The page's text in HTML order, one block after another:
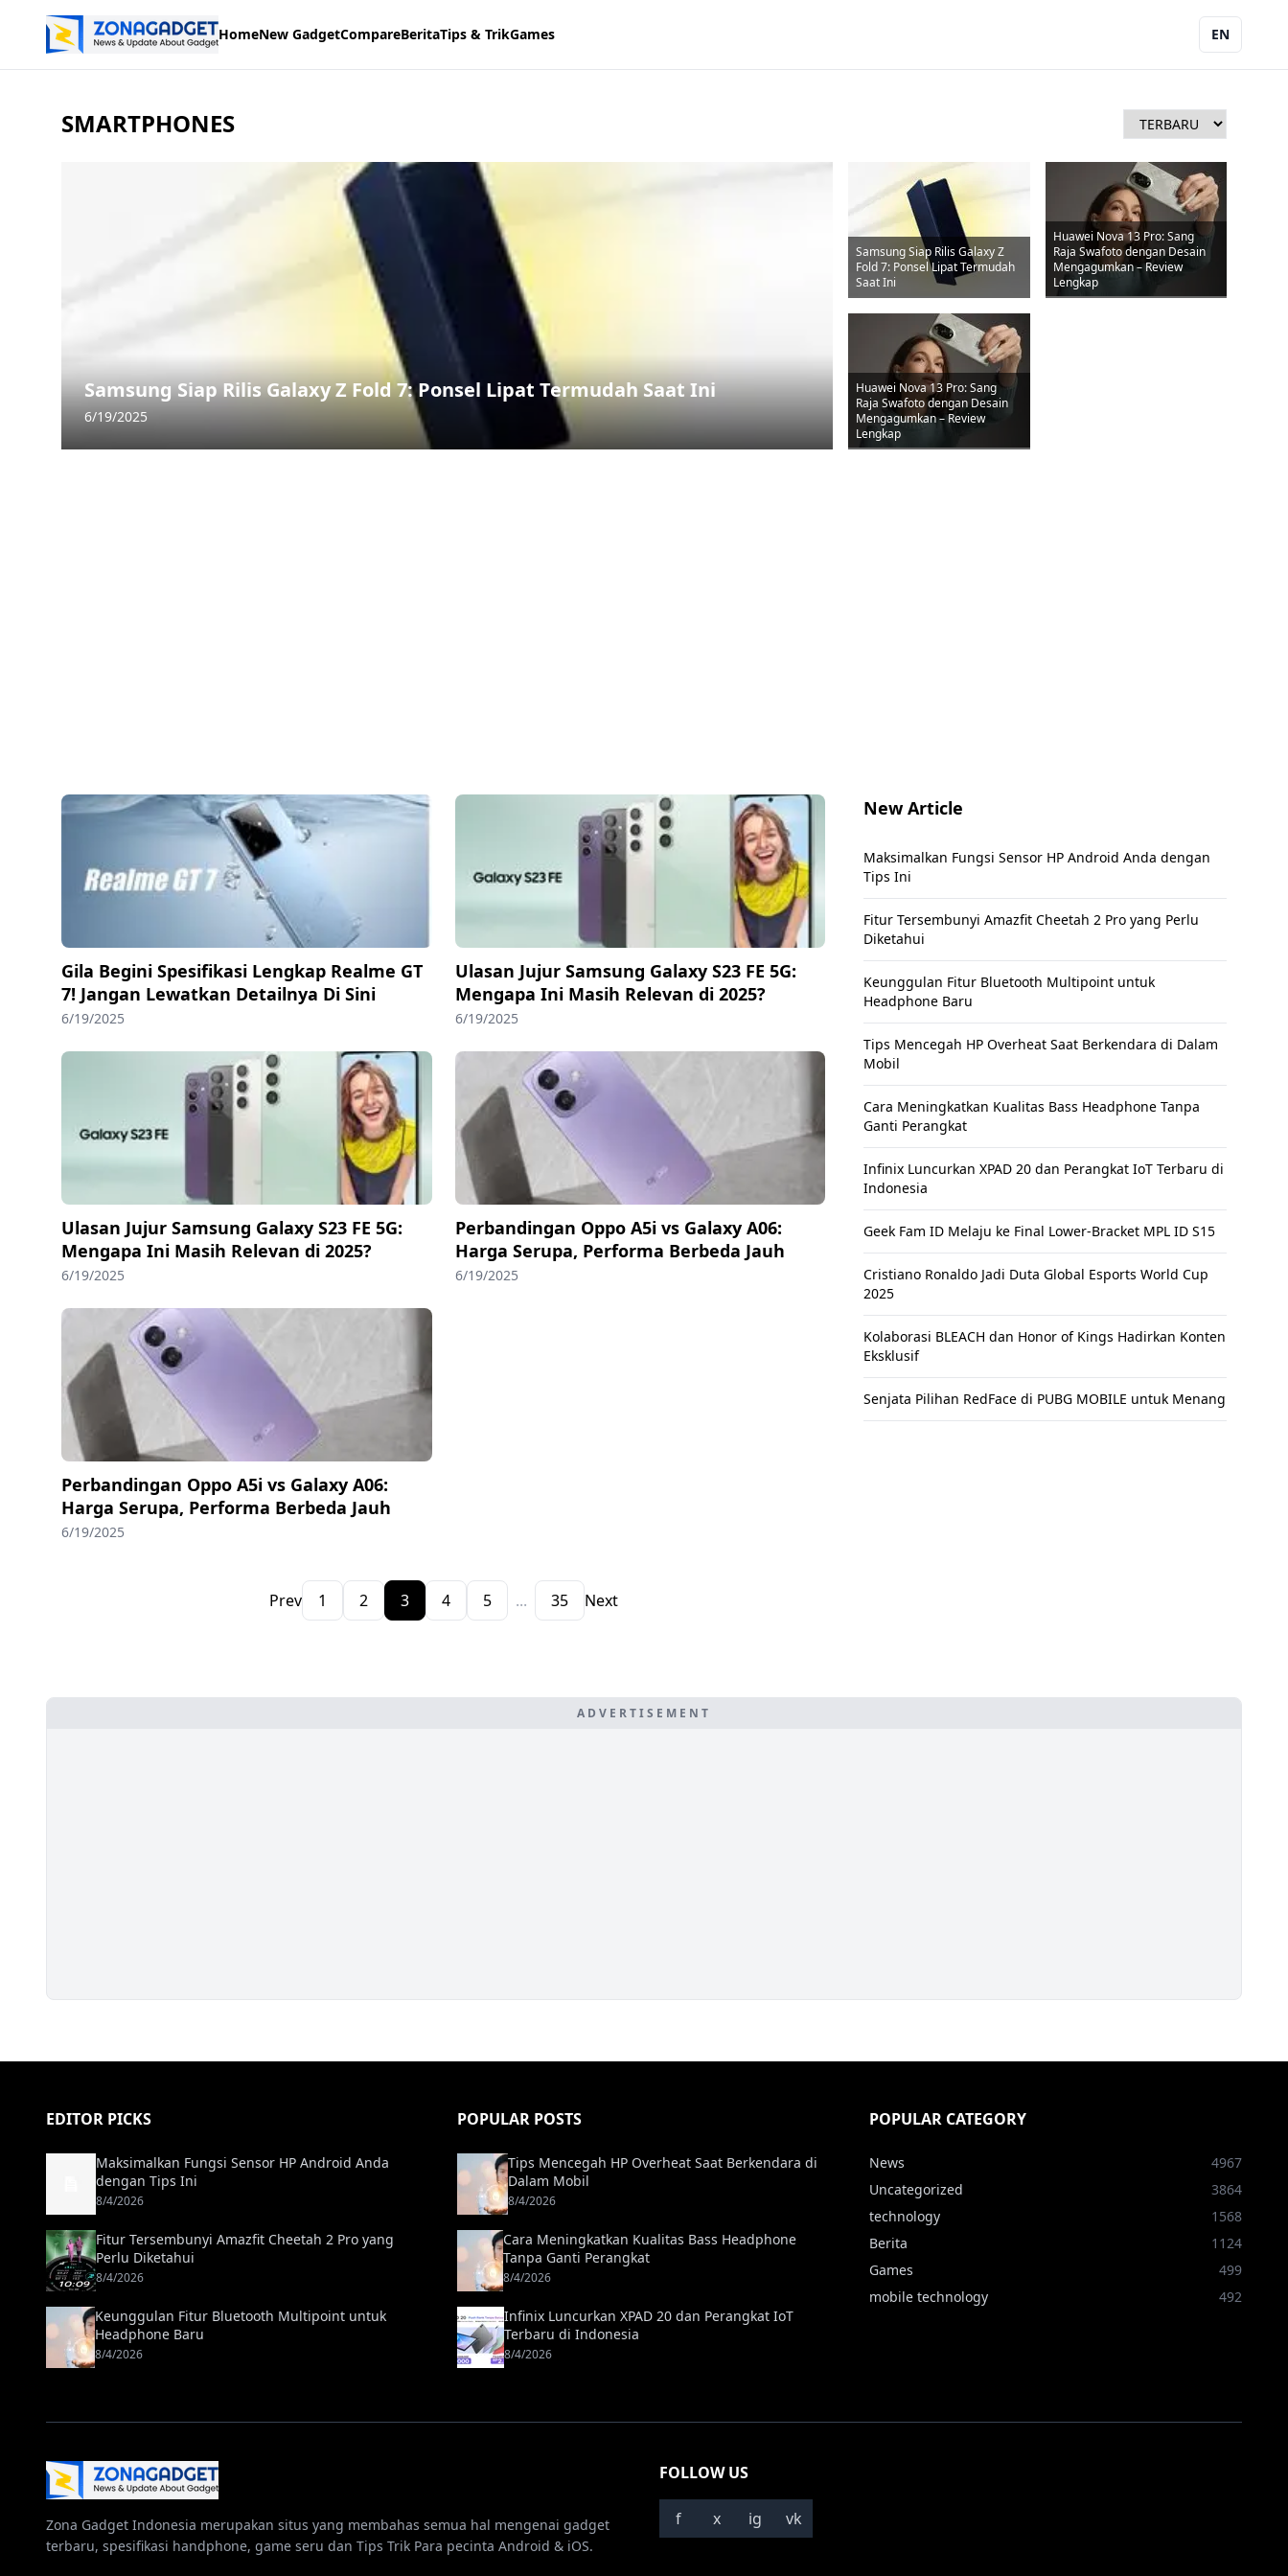
HomeNew GadgetCompareBeritaTips & TrikGames EN
SMARTPHONES
Samsung Siap Rilis Galaxy Z Fold 7: Ponsel Lipat Termudah Saat Ini
6/19/2025
Samsung Siap Rilis Galaxy Z
Fold 7: Ponsel Lipat Termudah
Saat Ini
Huawei Nova 13 Pro: Sang
Raja Swafoto dengan Desain
Mengagumkan – Review
Lengkap
Huawei Nova 13 Pro: Sang
Raja Swafoto dengan Desain
Mengagumkan – Review
Lengkap
Gila Begini Spesifikasi Lengkap Realme GT
7! Jangan Lewatkan Detailnya Di Sini
6/19/2025
Ulasan Jujur Samsung Galaxy S23 FE 5G:
Mengapa Ini Masih Relevan di 2025?
6/19/2025
Ulasan Jujur Samsung Galaxy S23 FE 5G:
Mengapa Ini Masih Relevan di 2025?
6/19/2025
Perbandingan Oppo A5i vs Galaxy A06:
Harga Serupa, Performa Berbeda Jauh
6/19/2025
Perbandingan Oppo A5i vs Galaxy A06:
Harga Serupa, Performa Berbeda Jauh
6/19/2025
Prev 1 2 3 4 5 ... 35 Next
New Article
Maksimalkan Fungsi Sensor HP Android Anda dengan
Tips Ini
Fitur Tersembunyi Amazfit Cheetah 2 Pro yang Perlu
Diketahui
Keunggulan Fitur Bluetooth Multipoint untuk
Headphone Baru
Tips Mencegah HP Overheat Saat Berkendara di Dalam
Mobil
Cara Meningkatkan Kualitas Bass Headphone Tanpa
Ganti Perangkat
Infinix Luncurkan XPAD 20 dan Perangkat IoT Terbaru di
Indonesia
Geek Fam ID Melaju ke Final Lower-Bracket MPL ID S15
Cristiano Ronaldo Jadi Duta Global Esports World Cup
2025
Kolaborasi BLEACH dan Honor of Kings Hadirkan Konten
Eksklusif
Senjata Pilihan RedFace di PUBG MOBILE untuk Menang
ADVERTISEMENT
EDITOR PICKS
Maksimalkan Fungsi Sensor HP Android Anda
dengan Tips Ini
8/4/2026
Fitur Tersembunyi Amazfit Cheetah 2 Pro yang
Perlu Diketahui
8/4/2026
Keunggulan Fitur Bluetooth Multipoint untuk
Headphone Baru
8/4/2026
POPULAR POSTS
Tips Mencegah HP Overheat Saat Berkendara di
Dalam Mobil
8/4/2026
Cara Meningkatkan Kualitas Bass Headphone
Tanpa Ganti Perangkat
8/4/2026
Infinix Luncurkan XPAD 20 dan Perangkat IoT
Terbaru di Indonesia
8/4/2026
POPULAR CATEGORY
News
4967
Uncategorized
3864
technology
1568
Berita
1124
Games
499
mobile technology
492
Zona Gadget Indonesia merupakan situs yang membahas semua hal mengenai gadget
terbaru, spesifikasi handphone, game seru dan Tips Trik Para pecinta Android & iOS.
FOLLOW US
f x ig vk